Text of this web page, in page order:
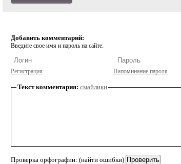
Добавить комментарий:
Введите свое имя и пароль на сайте:
Регистрация Напоминание пароля
Текст комментария: смайлики
Проверка орфографии: (найти ошибки)